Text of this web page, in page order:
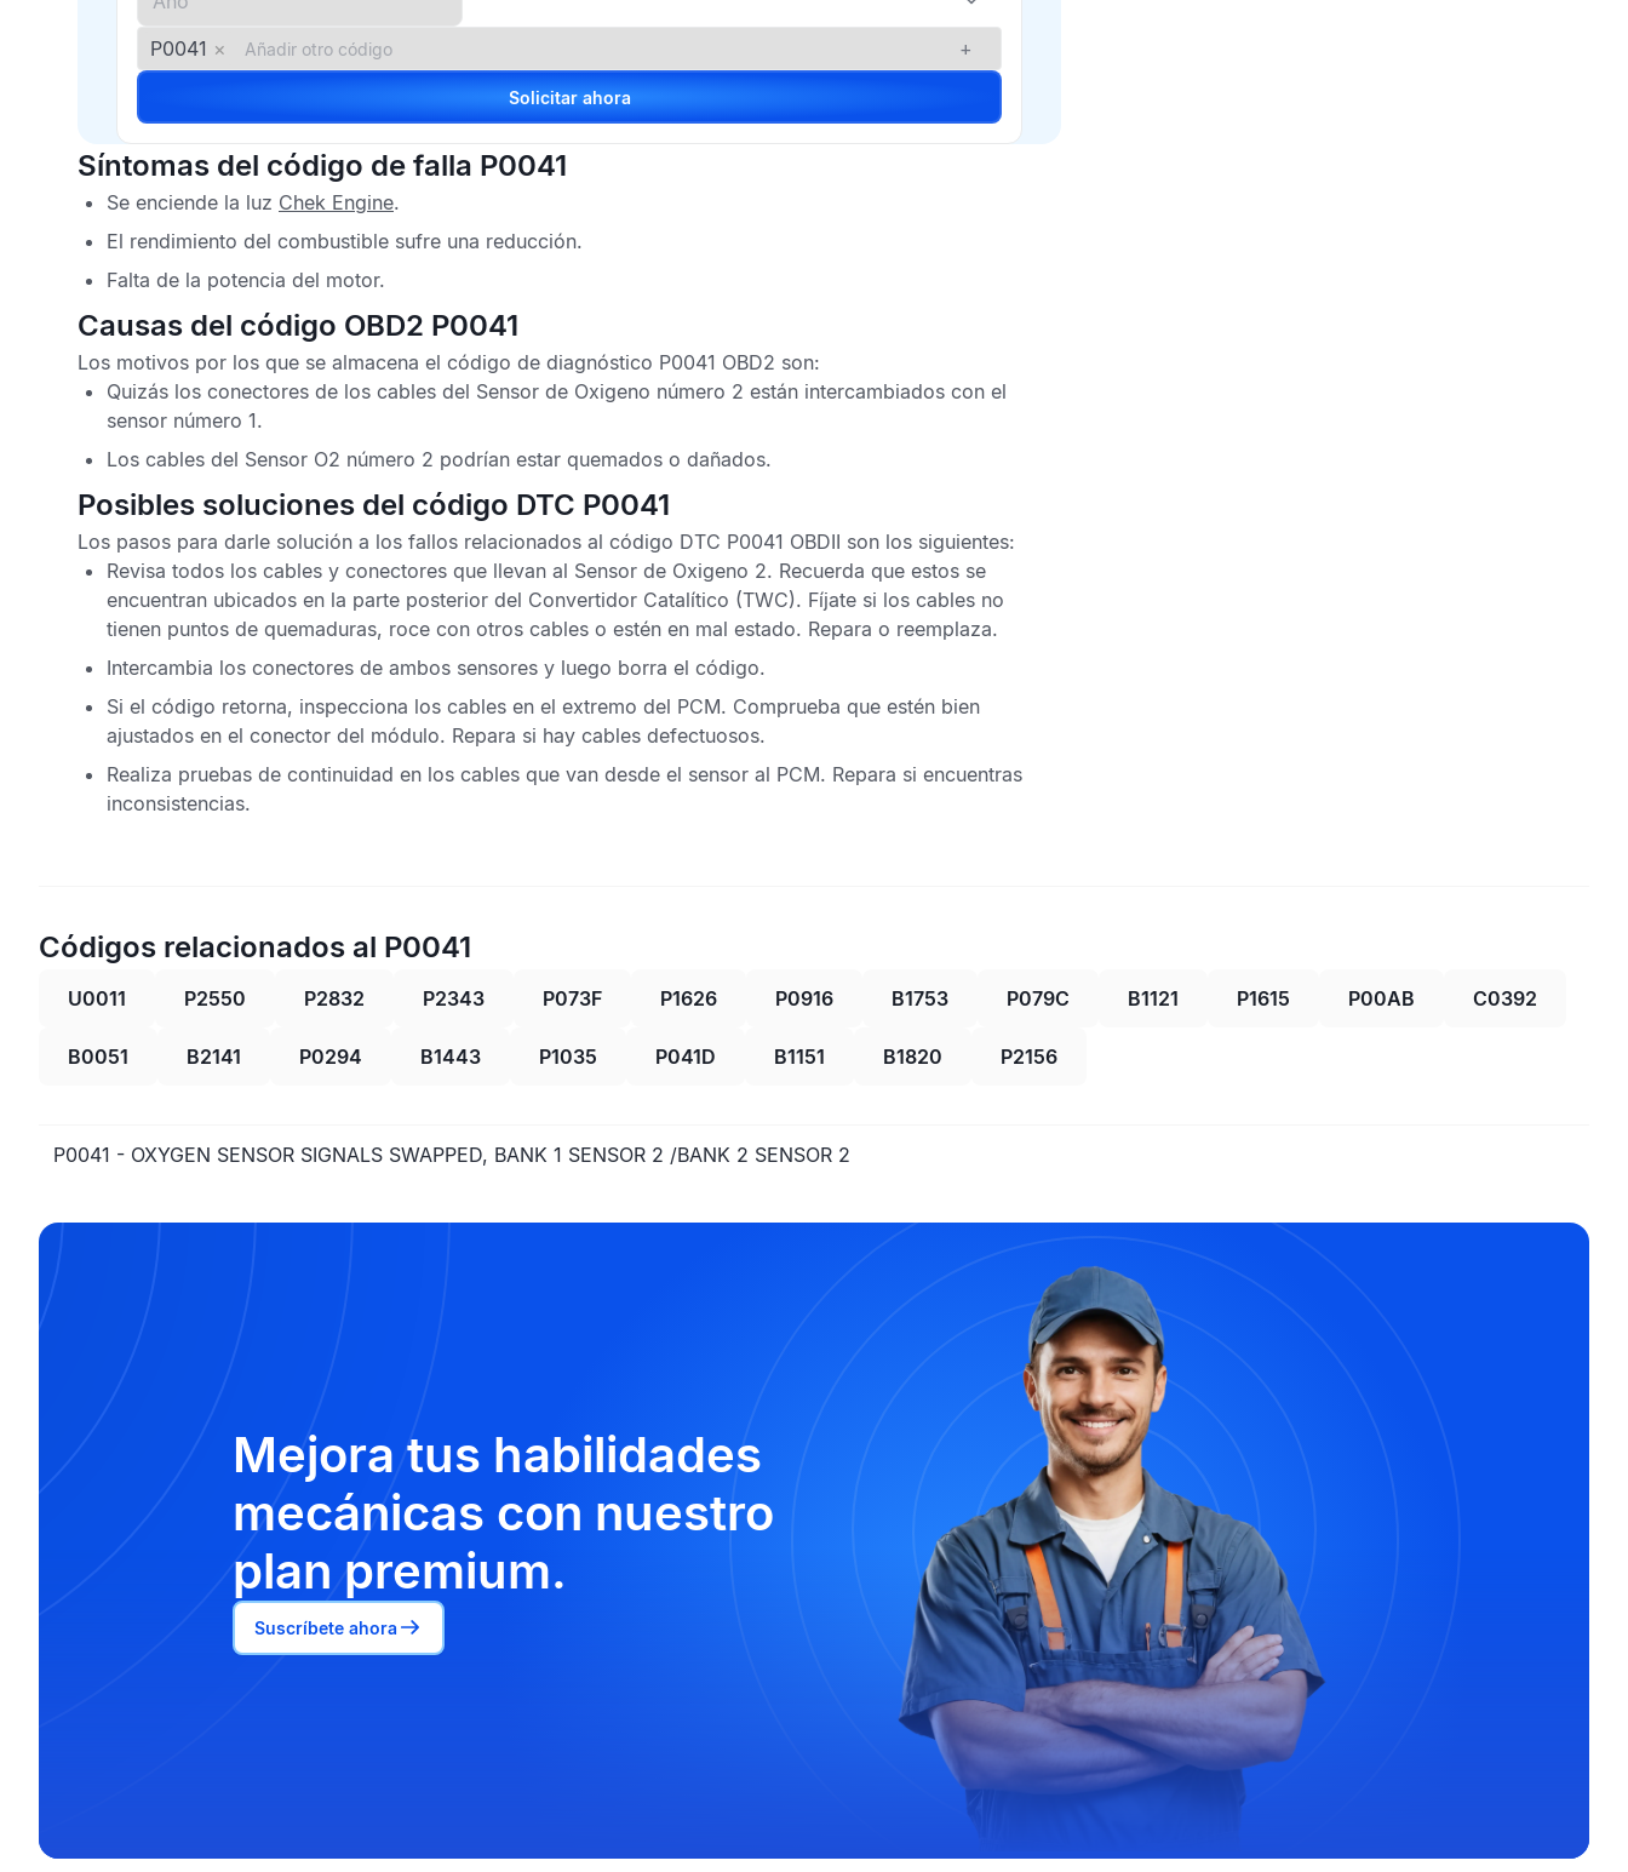
P0041 × +
Solicitar ahora
Síntomas del código de falla P0041
Se enciende la luz Chek Engine.
El rendimiento del combustible sufre una reducción.
Falta de la potencia del motor.
Causas del código OBD2 P0041
Los motivos por los que se almacena el código de diagnóstico P0041 OBD2 son:
Quizás los conectores de los cables del Sensor de Oxigeno número 2 están intercambiados con el
sensor número 1.
Los cables del Sensor O2 número 2 podrían estar quemados o dañados.
Posibles soluciones del código DTC P0041
Los pasos para darle solución a los fallos relacionados al código DTC P0041 OBDII son los siguientes:
Revisa todos los cables y conectores que llevan al Sensor de Oxigeno 2. Recuerda que estos se
encuentran ubicados en la parte posterior del Convertidor Catalítico (TWC). Fíjate si los cables no
tienen puntos de quemaduras, roce con otros cables o estén en mal estado. Repara o reemplaza.
Intercambia los conectores de ambos sensores y luego borra el código.
Si el código retorna, inspecciona los cables en el extremo del PCM. Comprueba que estén bien
ajustados en el conector del módulo. Repara si hay cables defectuosos.
Realiza pruebas de continuidad en los cables que van desde el sensor al PCM. Repara si encuentras
inconsistencias.
Códigos relacionados al P0041
U0011 P2550 P2832 P2343 P073F P1626 P0916 B1753 P079C B1121 P1615 P00AB C0392
B0051 B2141 P0294 B1443 P1035 P041D B1151 B1820 P2156
P0041 - OXYGEN SENSOR SIGNALS SWAPPED, BANK 1 SENSOR 2 /BANK 2 SENSOR 2
Mejora tus habilidades
mecánicas con nuestro
plan premium.
Suscríbete ahora